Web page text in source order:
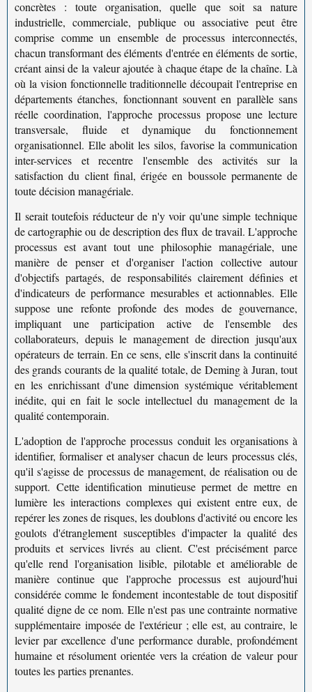
concrètes : toute organisation, quelle que soit sa nature
industrielle, commerciale, publique ou associative peut être
comprise comme un ensemble deprocessus interconnectés,
chacun transformant des éléments d'entrée en éléments de sortie,
créant ainsi de la valeur ajoutée à chaque étape de la chaîne. Là
où la vision fonctionnelle traditionnelle découpait l'entreprise en
départements étanches, fonctionnant souvent en parallèle sans
réelle coordination, l'approche processus propose une lecture
transversale, fluide et dynamique du fonctionnement
organisationnel. Elle abolit les silos, favorise la communication
inter-services et recentre l'ensemble des activités sur la
satisfaction du client final, érigée en boussole permanente de
toute décision managériale.
Il serait toutefois réducteur de n'y voir qu'une simple technique
de cartographie ou de description des flux de travail. L'approche
processus est avant tout une philosophie managériale, une
manière de penser et d'organiser l'action collective autour
d'objectifs partagés, de responsabilités clairement définies et
d'indicateurs de performance mesurables et actionnables. Elle
suppose une refonte profonde des modes de gouvernance,
impliquant une participation active de l'ensemble des
collaborateurs, depuis le management de direction jusqu'aux
opérateurs de terrain. En ce sens, elle s'inscrit dans la continuité
des grands courants de la qualité totale, de Deming à Juran, tout
en les enrichissant d'une dimension systémique véritablement
inédite, qui en fait le socle intellectuel du management de la
qualité contemporain.
L'adoption de l'approche processus conduit les organisations à
identifier, formaliser et analyser chacun de leurs processus clés,
qu'il s'agisse de processus de management, de réalisation ou de
support. Cette identification minutieuse permet de mettre en
lumière les interactions complexes qui existent entre eux, de
repérer les zones de risques, les doublons d'activité ou encore les
goulots d'étranglement susceptibles d'impacter la qualité des
produits et services livrés au client. C'est précisément parce
qu'elle rend l'organisation lisible, pilotable et améliorable de
manière continue que l'approche processus est aujourd'hui
considérée comme le fondement incontestable de toutdispositif
qualité digne de ce nom. Elle n'est pas une contrainte normative
supplémentaire imposée de l'extérieur ; elle est, au contraire, le
levier par excellence d'une performance durable, profondément
humaine et résolument orientée vers la création de valeur pour
toutes les parties prenantes.